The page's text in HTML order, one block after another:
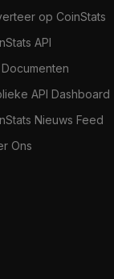
op CoinStats
API
Documenten
API Dashboard
Nieuws Feed
Ons